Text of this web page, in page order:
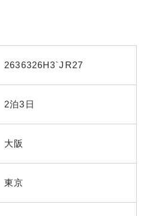
2636326H3`JR27
2泊3日
大阪
東京